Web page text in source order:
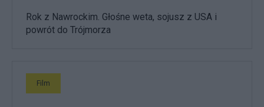
Rok z Nawrockim. Głośne weta, sojusz z USA i
powrót do Trójmorza
Film